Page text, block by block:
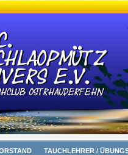
TAUCHLEHRER /